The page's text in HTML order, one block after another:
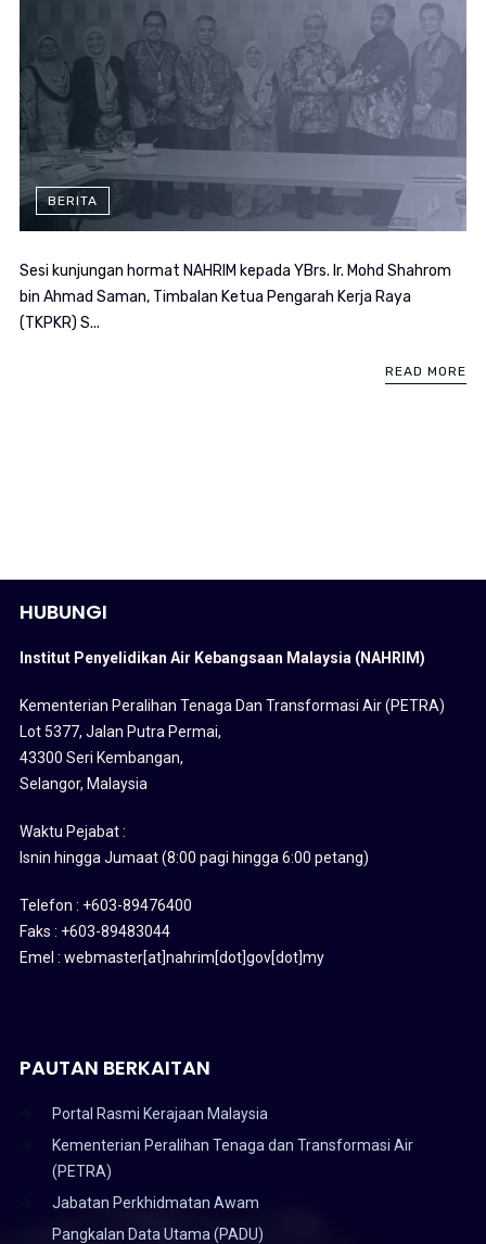
BERITA
Sesi kunjungan hormat NAHRIM kepada YBrs. Ir. Mohd Shahrom
bin Ahmad Saman, Timbalan Ketua Pengarah Kerja Raya
(TKPKR) S...
READ MORE
HUBUNGI
Institut Penyelidikan Air Kebangsaan Malaysia (NAHRIM)
Kementerian Peralihan Tenaga Dan Transformasi Air (PETRA)
Lot 5377, Jalan Putra Permai,
43300 Seri Kembangan,
Selangor, Malaysia
Waktu Pejabat :
Isnin hingga Jumaat (8:00 pagi hingga 6:00 petang)
Telefon : +603-89476400
Faks : +603-89483044
Emel : webmaster[at]nahrim[dot]gov[dot]my
PAUTAN BERKAITAN
Portal Rasmi Kerajaan Malaysia
Kementerian Peralihan Tenaga dan Transformasi Air
(PETRA)
Jabatan Perkhidmatan Awam
Pangkalan Data Utama (PADU)